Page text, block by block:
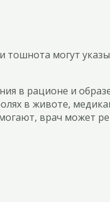
могут
в рационе и
в животе,
врач может